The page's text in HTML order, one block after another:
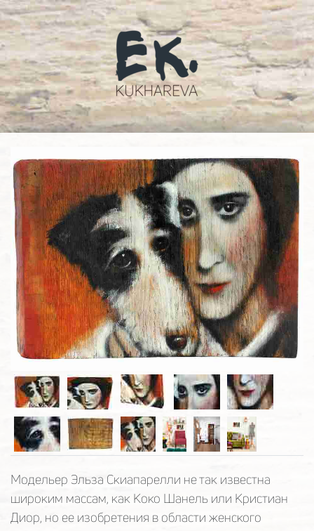
Модельер Эльза Скиапарелли не так известна
широким массам, как Коко Шанель или Кристиан
Диор, но ее изобретения в области женского